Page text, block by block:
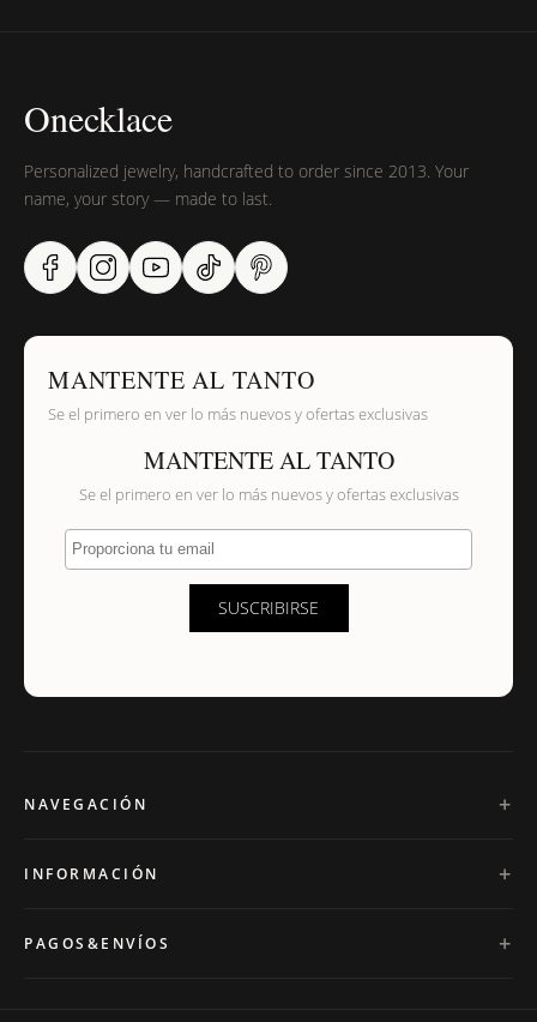
Onecklace
Personalized jewelry, handcrafted to order since 2013. Your
name, your story — made to last.
MANTENTE AL TANTO
Se el primero en ver lo más nuevos y ofertas exclusivas
MANTENTE AL TANTO
Se el primero en ver lo más nuevos y ofertas exclusivas
Proporciona tu email
SUSCRIBIRSE
NAVEGACIÓN
INFORMACIÓN
PAGOS&ENVÍOS